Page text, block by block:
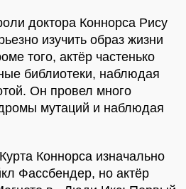
доктора Коннорса Рису
изучить образ жизни
того, актёр частенько
библиотеки, наблюдая
Он провел много
мутаций и наблюдая
Коннорса изначально
Фассбендер, но актёр